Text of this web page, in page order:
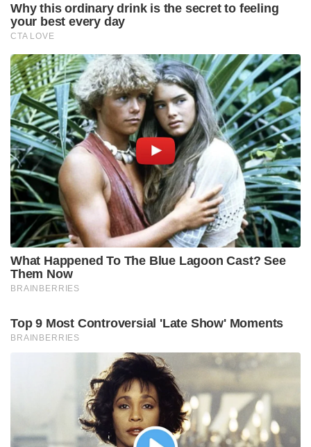
Why this ordinary drink is the secret to feeling
your best every day
CTA LOVE
What Happened To The Blue Lagoon Cast? See
Them Now
BRAINBERRIES
Top 9 Most Controversial 'Late Show' Moments
BRAINBERRIES